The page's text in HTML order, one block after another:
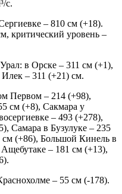
с.
– 810 см (+18).
критический уровень –
в Орске – 311 см (+1),
– 311 (+21) см.
Первом – 214 (+98),
см (+8), Сакмара у
– 493 (+278),
Самара в Бузулуке – 235
(+86), Большой Кинель в
– 181 см (+13),
– 55 см (-178).